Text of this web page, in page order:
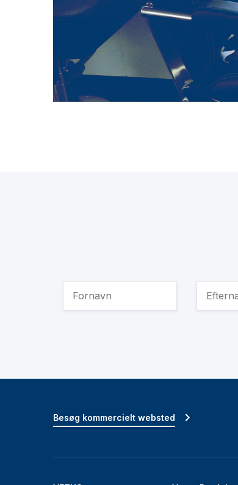
Besøg kommercielt websted